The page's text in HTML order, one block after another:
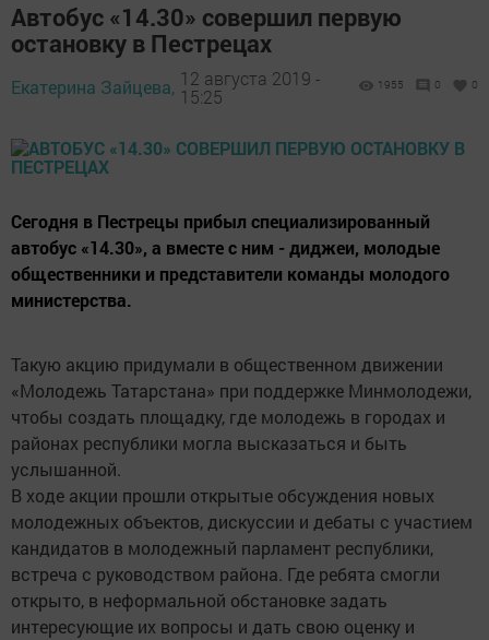
Автобус «14.30» совершил первую
остановку в Пестрецах
Екатерина Зайцева, 12 августа 2019 -
15:25
1955 0 0
Сегодня в Пестрецы прибыл специализированный
автобус «14.30», а вместе с ним - диджеи, молодые
общественники и представители команды молодого
министерства.
Такую акцию придумали в общественном движении
«Молодежь Татарстана» при поддержке Минмолодежи,
чтобы создать площадку, где молодежь в городах и
районах республики могла высказаться и быть
услышанной.
В ходе акции прошли открытые обсуждения новых
молодежных объектов, дискуссии и дебаты с участием
кандидатов в молодежный парламент республики,
встреча с руководством района. Где ребята смогли
открыто, в неформальной обстановке задать
интересующие их вопросы и дать свою оценку и